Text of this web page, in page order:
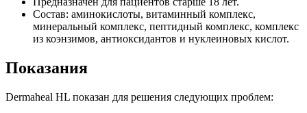
Состав: аминокислоты, витаминный комплекс,
минеральный комплекс, пептидный комплекс, комплекс
из коэнзимов, антиоксидантов и нуклеиновых кислот.
Показания
Dermaheal HL показан для решения следующих проблем: